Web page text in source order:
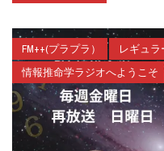
FM++(プラプラ）
レギュラ
情報推命学ラジオへようこそ